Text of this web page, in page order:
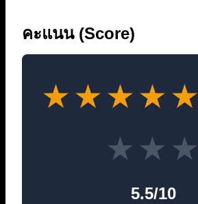
คะแนน (Score)
★★★★★
★ ★ ★
5.5/10